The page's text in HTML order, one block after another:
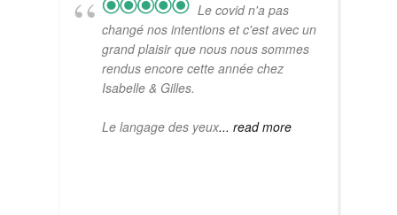
Le covid n'a pas
changé nos intentions et c'est avec un
grand plaisir que nous nous sommes
rendus encore cette année chez
Isabelle & Gilles.
Le langage des yeux... read more